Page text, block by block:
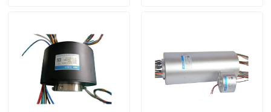
सिग्नल स्लिप रिंग्स
होल स्लिप रिंग के माध्यम से